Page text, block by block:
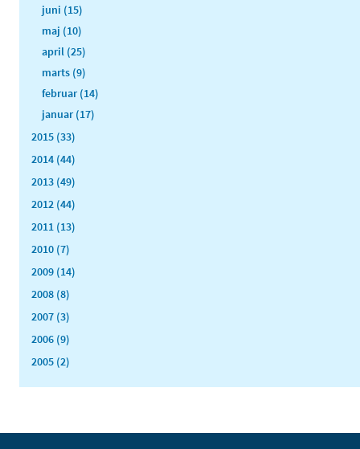
juni (15)
maj (10)
april (25)
marts (9)
februar (14)
januar (17)
2015 (33)
2014 (44)
2013 (49)
2012 (44)
2011 (13)
2010 (7)
2009 (14)
2008 (8)
2007 (3)
2006 (9)
2005 (2)